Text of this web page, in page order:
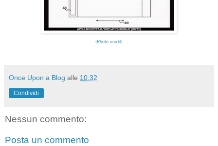
(Photo credit)
Once Upon a Blog alle 10:32
Condividi
Nessun commento:
Posta un commento